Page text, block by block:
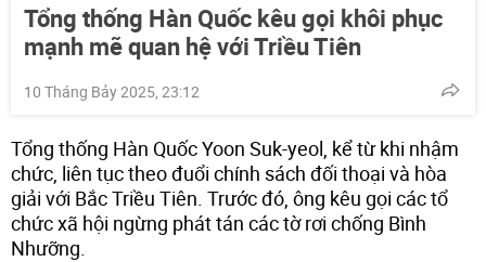
Tổng thống Hàn Quốc kêu gọi khôi phục
mạnh mẽ quan hệ với Triều Tiên
10 Tháng Bảy 2025, 23:12
Tổng thống Hàn Quốc Yoon Suk-yeol, kể từ khi nhậm
chức, liên tục theo đuổi chính sách đối thoại và hòa
giải với Bắc Triều Tiên. Trước đó, ông kêu gọi các tổ
chức xã hội ngừng phát tán các tờ rơi chống Bình
Nhưỡng.